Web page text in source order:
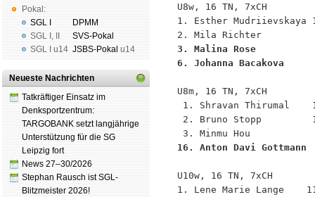
Pokal:
SGL I
SGL I ,
SGL I
u14
DPMM
SVS-Pokal
JSBS-Pokal u14
Neueste Nachrichten
Tatkräftiger Einsatz im
Denksportzentrum:
TARGOBANK setzt langjährige
Unterstützung für die SG
Leipzig fort
News 27–30/2026
Stephan Rausch ist SGL-
Blitzmeister 2026!
U8w, 16 TN, 7xCH
1. Esther Mudriievskaya
3. Malina Rose
6. Johanna Bacakova
U8m, 16 TN, 7xCH
1. Shravan Thirumal
2. Bruno Stopp
16. Anton Davi
U10w, 16 TN, 7xCH